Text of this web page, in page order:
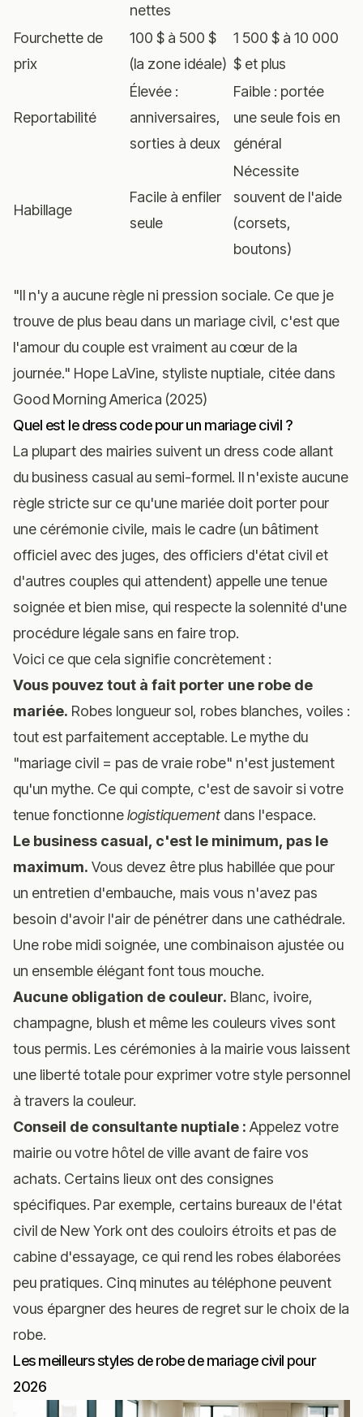
nettes
Fourchette de
prix
100 $ à 500 $
(la zone idéale)
1 500 $ à 10 000
$ et plus
Reportabilité
Élevée :
anniversaires,
sorties à deux
Faible : portée
une seule fois en
général
Habillage
Facile à enfiler
seule
Nécessite
souvent de l'aide
(corsets,
boutons)
"Il n'y a aucune règle ni pression sociale. Ce que je
trouve de plus beau dans un mariage civil, c'est que
l'amour du couple est vraiment au cœur de la
journée." Hope LaVine, styliste nuptiale, citée dans
Good Morning America (2025)
Quel est le dress code pour un mariage civil ?
La plupart des mairies suivent un dress code allant
du business casual au semi-formel. Il n'existe aucune
règle stricte sur ce qu'une mariée doit porter pour
une cérémonie civile, mais le cadre (un bâtiment
officiel avec des juges, des officiers d'état civil et
d'autres couples qui attendent) appelle une tenue
soignée et bien mise, qui respecte la solennité d'une
procédure légale sans en faire trop.
Voici ce que cela signifie concrètement :
Vous pouvez tout à fait porter une robe de
mariée. Robes longueur sol, robes blanches, voiles :
tout est parfaitement acceptable. Le mythe du
"mariage civil = pas de vraie robe" n'est justement
qu'un mythe. Ce qui compte, c'est de savoir si votre
tenue fonctionnelogistiquement dans l'espace.
Le business casual, c'est le minimum, pas le
maximum. Vous devez être plus habillée que pour
un entretien d'embauche, mais vous n'avez pas
besoin d'avoir l'air de pénétrer dans une cathédrale.
Une robe midi soignée, une combinaison ajustée ou
un ensemble élégant font tous mouche.
Aucune obligation de couleur. Blanc, ivoire,
champagne, blush et même les couleurs vives sont
tous permis. Les cérémonies à la mairie vous laissent
une liberté totale pour exprimer votre style personnel
à travers la couleur.
Conseil de consultante nuptiale : Appelez votre
mairie ou votre hôtel de ville avant de faire vos
achats. Certains lieux ont des consignes
spécifiques. Par exemple, certains bureaux de l'état
civil de New York ont des couloirs étroits et pas de
cabine d'essayage, ce qui rend les robes élaborées
peu pratiques. Cinq minutes au téléphone peuvent
vous épargner des heures de regret sur le choix de la
robe.
Les meilleurs styles de robe de mariage civil pour
2026